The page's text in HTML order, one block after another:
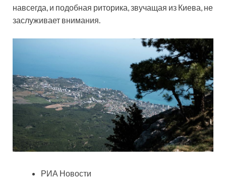
навсегда, и подобная риторика, звучащая из Киева, не
заслуживает внимания.
РИА Новости